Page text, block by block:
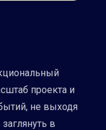
проекта и
не выходя
в